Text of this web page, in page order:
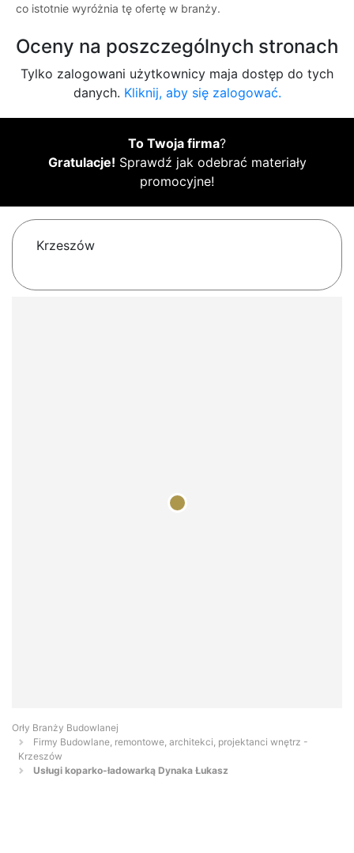
co istotnie wyróżnia tę ofertę w branży.
Oceny na poszczególnych stronach
Tylko zalogowani użytkownicy maja dostęp do tych
danych. Kliknij, aby się zalogować.
To Twoja firma?
Gratulacje! Sprawdź jak odebrać materiały
promocyjne!
Krzeszów
Orły Branży Budowlanej
Firmy Budowlane, remontowe, architekci, projektanci wnętrz -
Krzeszów
Usługi koparko-ładowarką Dynaka Łukasz